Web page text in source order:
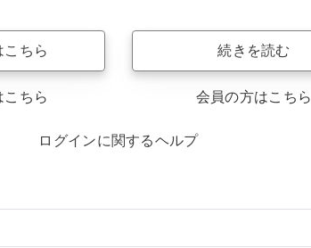
こちら
こちら
続きを読む
会員の方はこちら
ログインに関するヘルプ